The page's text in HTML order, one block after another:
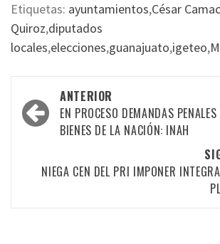
Etiquetas: ayuntamientos,César
Quiroz,diputados
locales,elecciones,guanajuato,igeteo,
Navegación
por
entradas
ANTERIOR
EN PROCESO DEMANDAS
BIENES DE LA NACIÓN: INAH
NIEGA CEN DEL PRI IMPONER